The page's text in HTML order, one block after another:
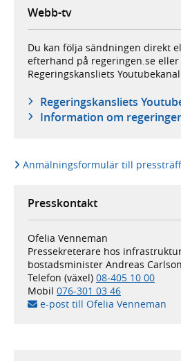
Webb-tv
Du kan följa sändningen direkt
efterhand på regeringen.se eller
Regeringskansliets
Regeringskansliets
Information om
Anmälningsformulär till
Presskontakt
Ofelia Venneman
Pressekreterare hos
bostadsminister Andreas Carlson
Telefon (växel) 08-405 10 00
Mobil 076-301 03 46
e-post till Ofelia Venneman